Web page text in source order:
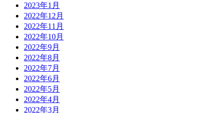
2023年1月
2022年12月
2022年11月
2022年10月
2022年9月
2022年8月
2022年7月
2022年6月
2022年5月
2022年4月
2022年3月